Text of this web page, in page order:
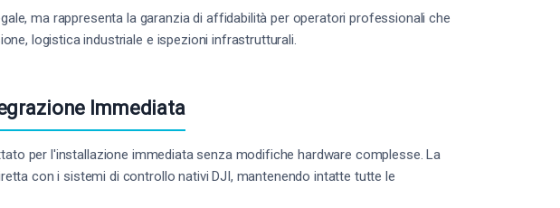
ma rappresenta la garanzia di affidabilità per operatori professionali che
logistica industriale e ispezioni infrastrutturali.
Immediata
per l'installazione immediata senza modifiche hardware complesse. La
con i sistemi di controllo nativi DJI, mantenendo intatte tutte le